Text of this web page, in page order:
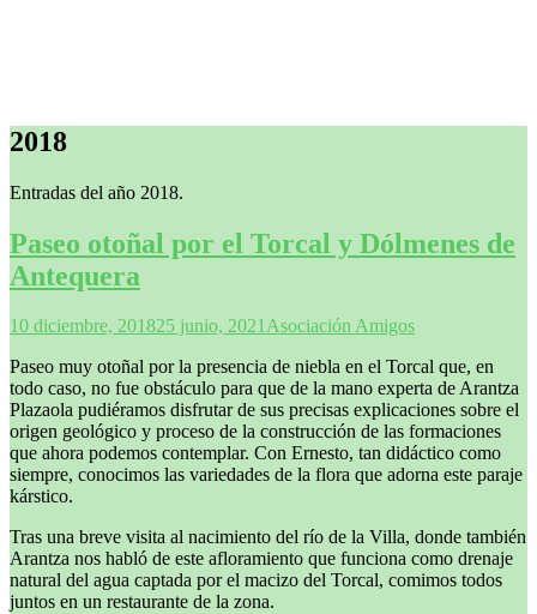
2018
Entradas del año 2018.
Paseo otoñal por el Torcal y Dólmenes de
Antequera
10 diciembre, 201825 junio, 2021Asociación Amigos
Paseo muy otoñal por la presencia de niebla en el Torcal que, en
todo caso, no fue obstáculo para que de la mano experta de Arantza
Plazaola pudiéramos disfrutar de sus precisas explicaciones sobre el
origen geológico y proceso de la construcción de las formaciones
que ahora podemos contemplar. Con Ernesto, tan didáctico como
siempre, conocimos las variedades de la flora que adorna este paraje
kárstico.
Tras una breve visita al nacimiento del río de la Villa, donde también
Arantza nos habló de este afloramiento que funciona como drenaje
natural del agua captada por el macizo del Torcal, comimos todos
juntos en un restaurante de la zona.